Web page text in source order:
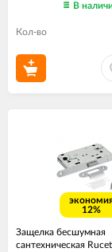
В
Кол-во
12%
Защелка бесшумная
сантехническая